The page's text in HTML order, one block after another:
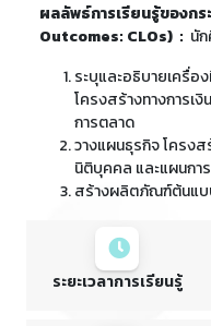
ผลลัพธ์การเรียนรู้ของก
Outcomes: CLOs) : นั
ระบุและอธิบายเครื่อ
โครงสร้างทางการเ
การตลาด
วางแผนธุรกิจ โครงส
นิติบุคคล และแผนกา
สร้างผลิตภัณฑ์ต้นแบ
ระยะเวลาการเรียนรู้